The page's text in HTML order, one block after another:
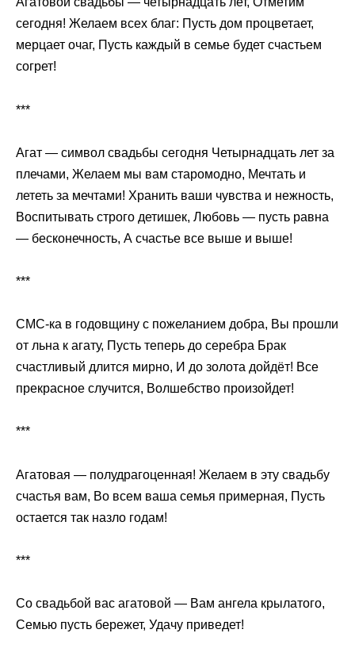
сегодня! Желаем всех благ: Пусть дом процветает,
мерцает очаг, Пусть каждый в семье будет счастьем
согрет!
***
Агат — символ свадьбы сегодня Четырнадцать лет за
плечами, Желаем мы вам старомодно, Мечтать и
лететь за мечтами! Хранить ваши чувства и нежность,
Воспитывать строго детишек, Любовь — пусть равна
— бесконечность, А счастье все выше и выше!
***
СМС-ка в годовщину с пожеланием добра, Вы прошли
от льна к агату, Пусть теперь до серебра Брак
счастливый длится мирно, И до золота дойдёт! Все
прекрасное случится, Волшебство произойдет!
***
Агатовая — полудрагоценная! Желаем в эту свадьбу
счастья вам, Во всем ваша семья примерная, Пусть
остается так назло годам!
***
Со свадьбой вас агатовой — Вам ангела крылатого,
Семью пусть бережет, Удачу приведет!